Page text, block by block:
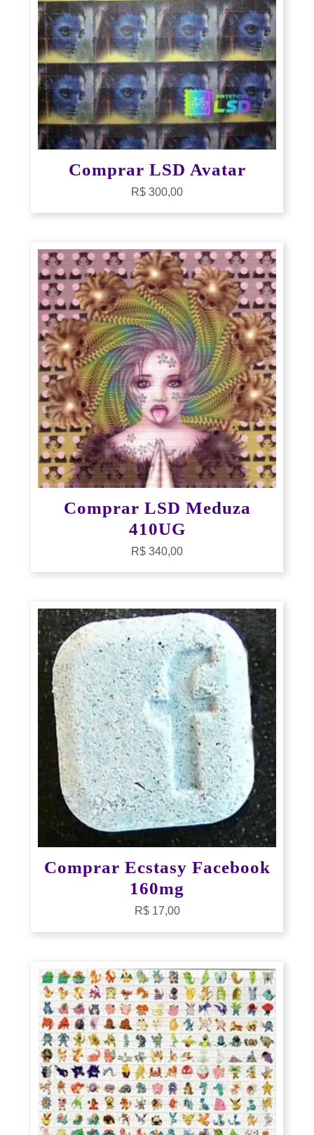
Comprar LSD Avatar
R$ 300,00
Comprar LSD Meduza
410UG
R$ 340,00
Comprar Ecstasy Facebook
160mg
R$17,00